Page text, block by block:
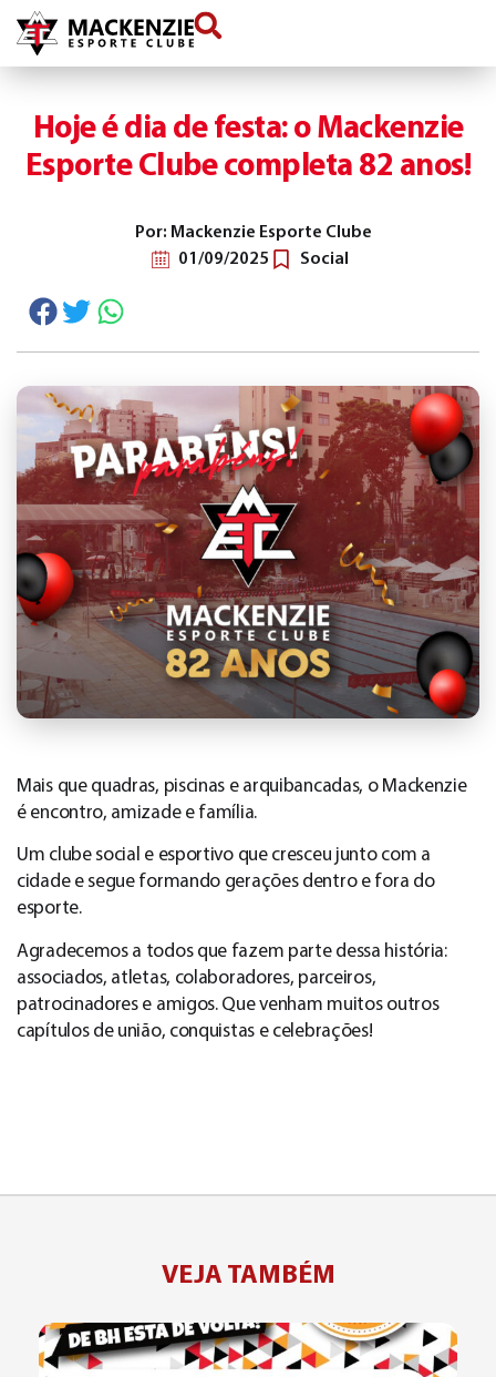
conteúdo
Hoje é dia de festa: o Mackenzie
Esporte Clube completa 82 anos!
Por: Mackenzie Esporte Clube
01/09/2025
Social
Mais que quadras, piscinas e arquibancadas, o Mackenzie
é encontro, amizade e família.
Um clube social e esportivo que cresceu junto com a
cidade e segue formando gerações dentro e fora do
esporte.
Agradecemos a todos que fazem parte dessa história:
associados, atletas, colaboradores, parceiros,
patrocinadores e amigos. Que venham muitos outros
capítulos de união, conquistas e celebrações!
VEJA TAMBÉM